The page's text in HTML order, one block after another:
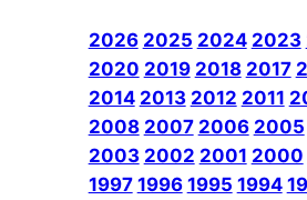
2026 2025 2024 2023
2020 2019 2018 2017
2014 2013 2012 2011
2008 2007 2006 2005
2003 2002 2001 2000
1997 1996 1995 1994